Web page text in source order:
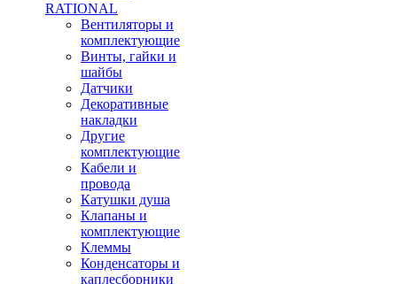
RATIONAL
Вентиляторы и
комплектующие
Винты, гайки и
шайбы
Датчики
Декоративные
накладки
Другие
комплектующие
Кабели и
провода
Катушки душа
Клапаны и
комплектующие
Клеммы
Конденсаторы и
каплесборники